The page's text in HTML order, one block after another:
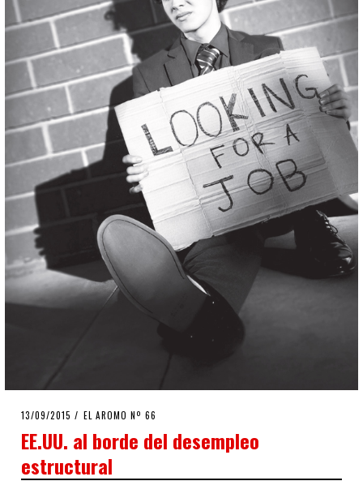
POSTED
13/09/2015 EL AROMO Nº 66
EE.UU. al borde del desempleo
estructural